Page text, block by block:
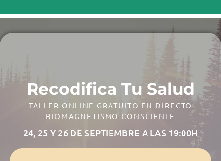
Recodifica Tu Salud
TALLER ONLINE GRATUITO EN DIRECTO
BIOMAGNETISMO CONSCIENTE
24, 25 Y 26 DE SEPTIEMBRE A LAS 19:00H